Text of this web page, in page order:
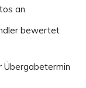
an.
bewertet
Übergabetermin